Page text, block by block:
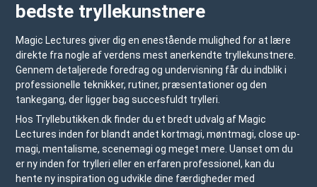
bedste tryllekunstnere
Magic Lectures giver dig en enestående mulighed for at lære
direkte fra nogle af verdens mest anerkendte tryllekunstnere.
Gennem detaljerede foredrag og undervisning får du indblik i
professionelle teknikker, rutiner, præsentationer og den
tankegang, der ligger bag succesfuldt trylleri.
Hos Tryllebutikken.dk finder du et bredt udvalg af Magic
Lectures inden for blandt andet kortmagi, møntmagi, close up-
magi, mentalisme, scenemagi og meget mere. Uanset om du
er ny inden for trylleri eller en erfaren professionel, kan du
hente ny inspiration og udvikle dine færdigheder med